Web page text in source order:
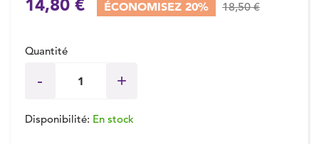
14,80 € ÉCONOMISEZ 20% 18,50 €
Quantité
Disponibilité: En stock